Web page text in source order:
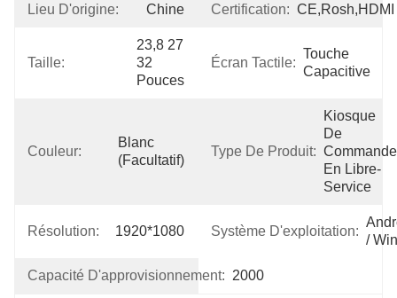
Lieu D'origine: Chine Certification: CE,Rosh,HDMI
Taille:
23,8 27
32
Pouces
Écran Tactile:
Touche
Capacitive
Couleur:
Blanc
(facultatif)
Type De Produit:
Kiosque
De
Commande
En Libre-
Service
Résolution: 1920*1080 Système D'exploitation:
/ Win
Capacité D'approvisionnement: 2000